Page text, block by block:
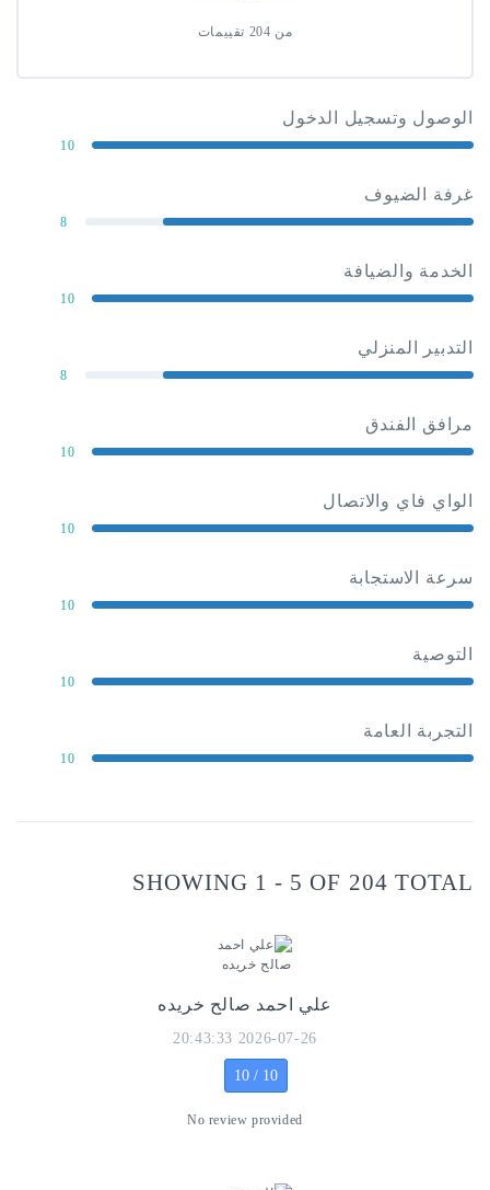
وتسجيل الدخول
10
10
المنزلي
10
والاتصال
10
10
10
10
SHOWING 1 - 5 OF 204
علي احمد صالح خريده
2026-07-26 20:43:33
No review provided